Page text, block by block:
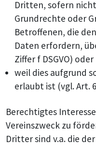
Dritten, sofern
Grundrechte oder
Betroffenen, die
Daten erfordern,
Ziffer f DSGVO) oder
weil dies aufgrund
erlaubt ist (vgl. Art.
Berechtigtes Interesse
Vereinszweck zu
Dritter sind v.a. die